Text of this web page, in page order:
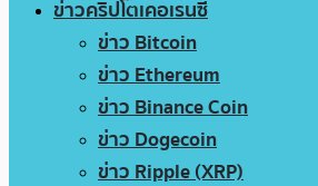
ข่าวคริปโตเคอเรนซี่
ข่าว Bitcoin
ข่าว Ethereum
ข่าว Binance Coin
ข่าว Dogecoin
ข่าว Ripple (XRP)